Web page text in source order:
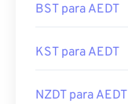
BST para AEDT
KST para AEDT
NZDT para AEDT